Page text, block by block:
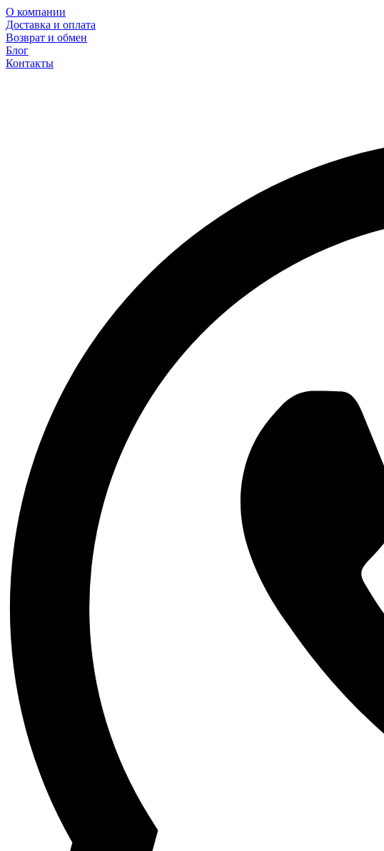
О компании
Доставка и оплата
Возврат и обмен
Блог
Контакты